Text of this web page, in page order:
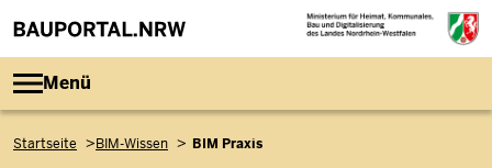
Menü
Pfadnavigation
Startseite BIM-Wissen BIM Praxis